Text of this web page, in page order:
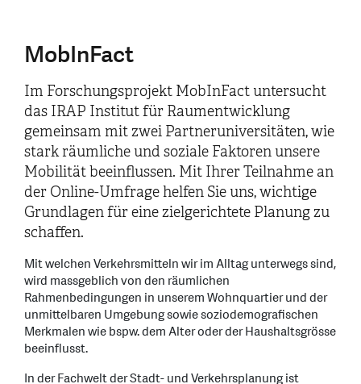
MobInFact
Im Forschungsprojekt MobInFact untersucht
das IRAP Institut für Raumentwicklung
gemeinsam mit zwei Partneruniversitäten, wie
stark räumliche und soziale Faktoren unsere
Mobilität beeinflussen. Mit Ihrer Teilnahme an
der Online-Umfrage helfen Sie uns, wichtige
Grundlagen für eine zielgerichtete Planung zu
schaffen.
Mit welchen Verkehrsmitteln wir im Alltag unterwegs sind,
wird massgeblich von den räumlichen
Rahmenbedingungen in unserem Wohnquartier und der
unmittelbaren Umgebung sowie soziodemografischen
Merkmalen wie bspw. dem Alter oder der Haushaltsgrösse
beeinflusst.
In der Fachwelt der Stadt- und Verkehrsplanung ist